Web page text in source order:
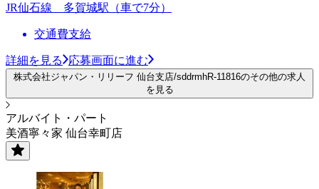
JR仙石線 多賀城駅（車で7分）
交通費支給
詳細を見る 応募画面に進む
株式会社ジャパン・リリーフ 仙台支店/sddrmhR-11816のその他の求人
を見る
アルバイト・パート
美酒寧々家 仙台幸町店